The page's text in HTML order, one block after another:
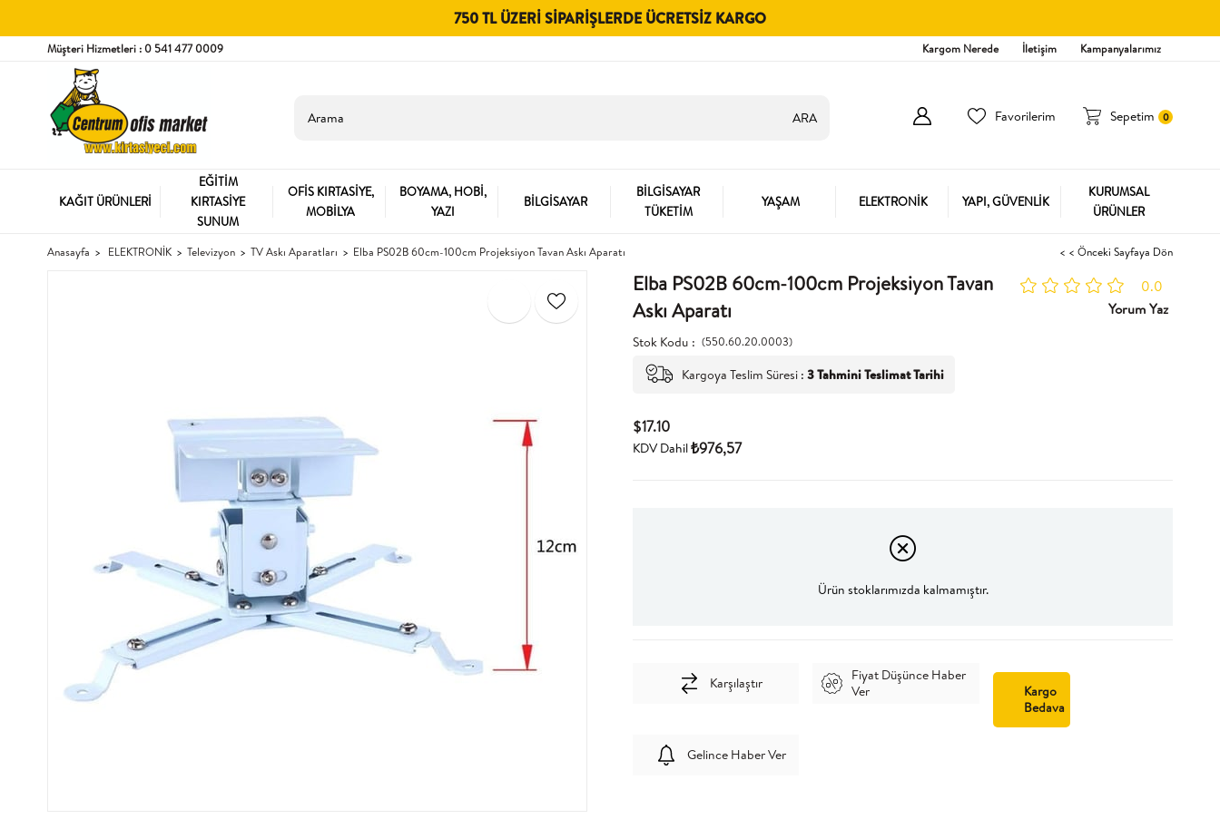
750 TL ÜZERI SIPARIŞLERDE ÜCRETSIZ KARGO
Müşteri Hizmetleri : 0 541 477 0009 Kargom Nerede İletişim Kampanyalarımız
Sepetim 0
Favorilerim
KAĞIT ÜRÜNLERİ
EĞİTİM
KIRTASİYE
SUNUM
OFİS KIRTASİYE,
MOBİLYA
BOYAMA, HOBİ,
YAZI
BİLGİSAYAR
BİLGİSAYAR
TÜKETİM
YAŞAM ELEKTRONİK YAPI, GÜVENLİK
KURUMSAL
ÜRÜNLER
Anasayfa ELEKTRONİK Televizyon TV Askı Aparatları Elba PS02B 60cm-100cm Projeksiyon Tavan Askı Aparatı < < Önceki Sayfaya Dön
Elba PS02B 60cm-100cm Projeksiyon Tavan
Askı Aparatı
0.0
Yorum Yaz
Stok Kodu (550.60.20.0003)
Kargoya Teslim Süresi : 3 Tahmini Teslimat Tarihi
$17.10
KDV Dahil₺976,57
Ürün stoklarımızda kalmamıştır.
Karşılaştır
Fiyat Düşünce Haber
Ver
Kargo
Bedava
Gelince Haber Ver